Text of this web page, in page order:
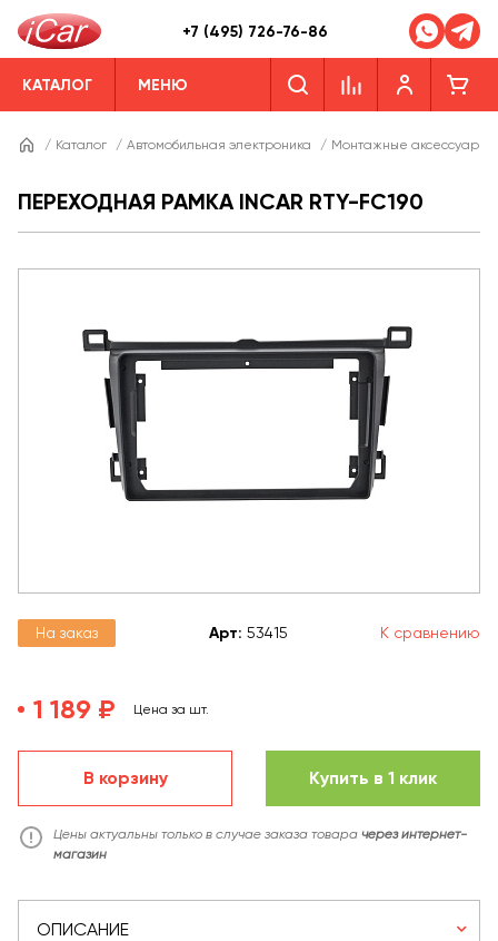
+7 (495) 726-76-86
КАТАЛОГ МЕНЮ
/ Каталог / Автомобильная электроника / Монтажные аксессуары
ПЕРЕХОДНАЯ РАМКА INCAR RTY-FC190
На заказ Арт: 53415 К сравнению
1 189 ₽ Цена за шт.
В корзину Купить в 1 клик
Цены актуальны только в случае заказа товара через интернет-
магазин
ОПИСАНИЕ